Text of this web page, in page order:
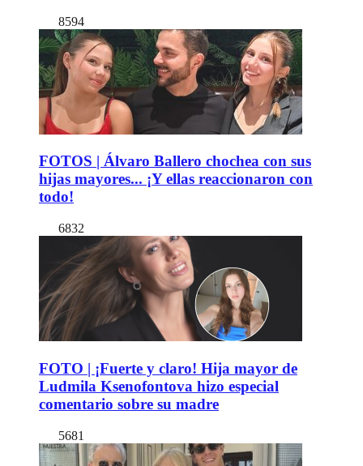
8594
FOTOS | Álvaro Ballero chochea con sus
hijas mayores... ¡Y ellas reaccionaron con
todo!
6832
FOTO | ¡Fuerte y claro! Hija mayor de
Ludmila Ksenofontova hizo especial
comentario sobre su madre
5681